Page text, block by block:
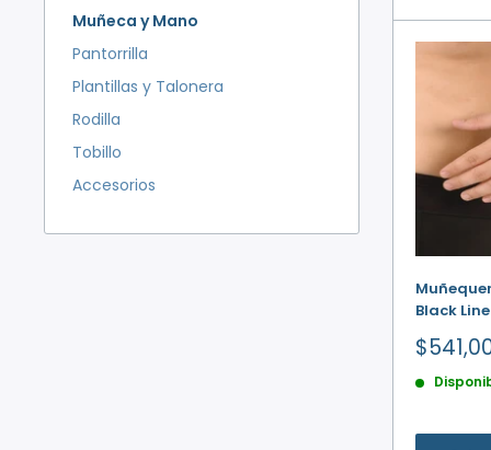
Muñeca y Mano
Pantorrilla
Plantillas y Talonera
Rodilla
Tobillo
Accesorios
Black
Precio
de
venta